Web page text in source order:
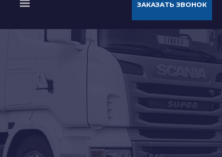
ЗАКАЗАТЬ ЗВОНОК